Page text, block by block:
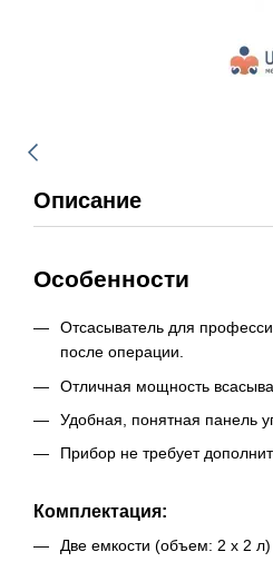
Описание
Особенности
Отсасыватель для
после операции.
Отличная мощность
Удобная, понятная панель
Прибор не требует
Комплектация:
Две емкости (объем: 2 х 2 л)